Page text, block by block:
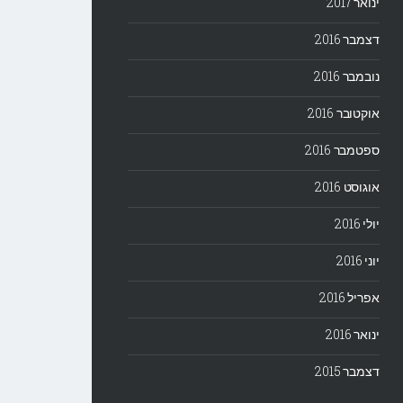
דצמבר 2016
נובמבר 2016
אוקטובר 2016
ספטמבר 2016
אוגוסט 2016
יולי 2016
יוני 2016
אפריל 2016
ינואר 2016
דצמבר 2015